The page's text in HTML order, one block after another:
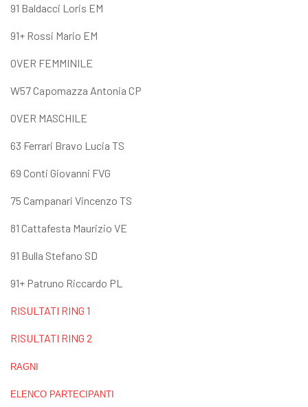
91 Baldacci Loris EM
91+ Rossi Mario EM
OVER FEMMINILE
W57 Capomazza Antonia CP
OVER MASCHILE
63 Ferrari Bravo Lucia TS
69 Conti Giovanni FVG
75 Campanari Vincenzo TS
81 Cattafesta Maurizio VE
91 Bulla Stefano SD
91+ Patruno Riccardo PL
RISULTATI RING 1
RISULTATI RING 2
RAGNI
ELENCO PARTECIPANTI